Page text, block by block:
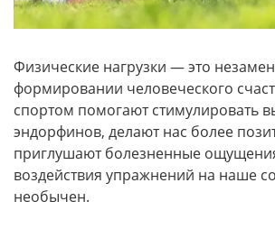
Физические нагрузки — это
формировании человеческого
спортом помогают стимулировать
эндорфинов, делают нас более
приглушают болезненные
воздействия упражнений на наше
необычен.